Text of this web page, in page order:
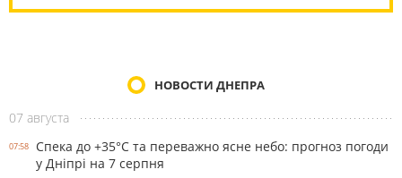
НОВОСТИ ДНЕПРА
07 августа
07:58
Спека до +35°С та переважно ясне небо: прогноз погоди
у Дніпрі на 7 серпня